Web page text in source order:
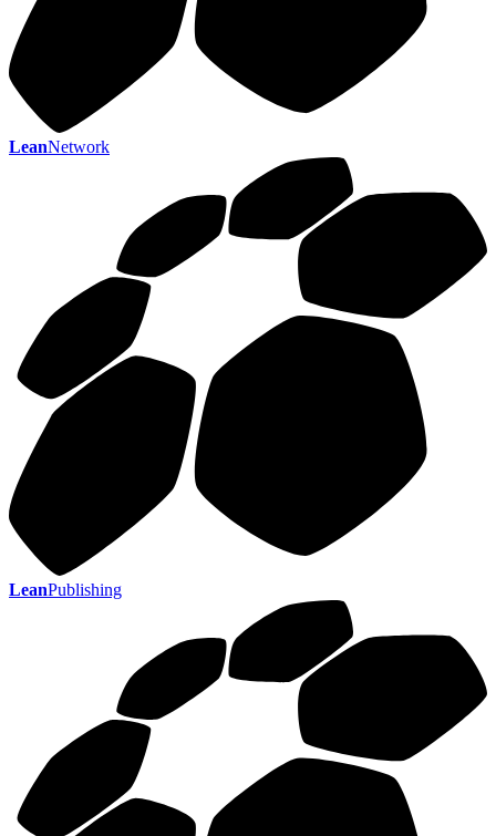
LeanNetwork
LeanPublishing